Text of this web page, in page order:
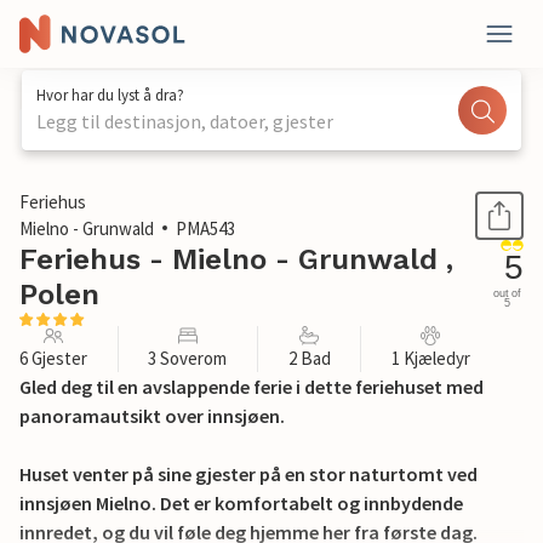
Hvor har du lyst å dra?
Legg til destinasjon, datoer, gjester
1 / 17
Feriehus
Mielno - Grunwald
PMA543
Feriehus - Mielno - Grunwald ,
Polen
5
out of
5
6 Gjester 3 Soverom 2 Bad 1 Kjæledyr
Gled deg til en avslappende ferie i dette feriehuset med
panoramautsikt over innsjøen.
Huset venter på sine gjester på en stor naturtomt ved
innsjøen Mielno. Det er komfortabelt og innbydende
innredet, og du vil føle deg hjemme her fra første dag.